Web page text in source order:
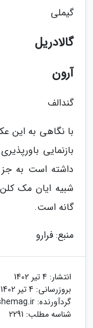
گیملی
گالادریل
آرون
گندالف
با نگاهی به
بازنمایی
داشته است به
شبیه ایان مک
گانه است.
منبع: فرارو
انتشار: 4 تیر 1402
بروزرسانی: 4 تیر 1402
گردآورنده:
شناسه مطلب: 2291